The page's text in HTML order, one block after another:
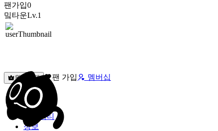
팬가입0
밐타운Lv.1
원픽선택 팬 가입 멤버십
밐타운
피드
커뮤니티
정보